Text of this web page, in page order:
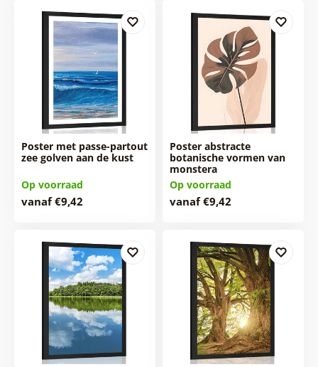
Poster met passe-partout
zee golven aan de kust
Op voorraad
vanaf €9,42
Poster abstracte
botanische vormen van
monstera
Op voorraad
vanaf €9,42